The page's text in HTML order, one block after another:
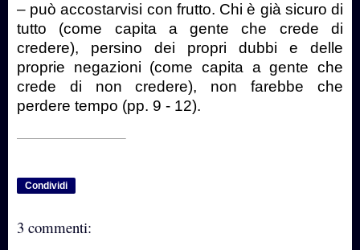
– può accostarvisi con frutto. Chi è già sicuro di
tutto (come capita a gente che crede di
credere), persino dei propri dubbi e delle
proprie negazioni (come capita a gente che
crede di non credere), non farebbe che
perdere tempo (pp. 9 - 12).
Condividi
3 commenti: